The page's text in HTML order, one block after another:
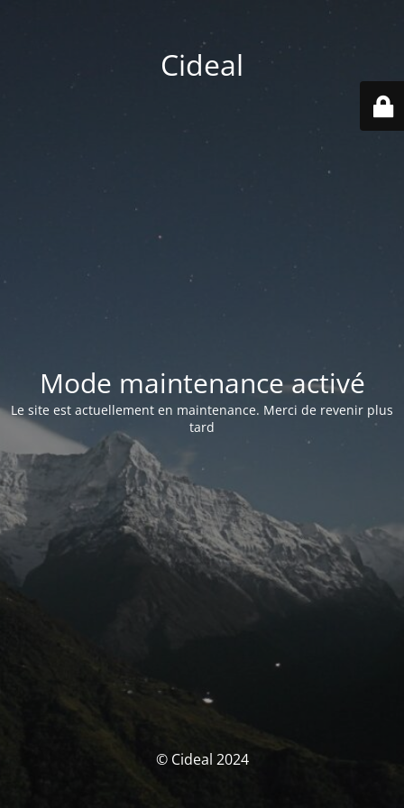
Cideal
Mode maintenance activé
Le site est actuellement en maintenance. Merci de revenir plus
tard
© Cideal 2024